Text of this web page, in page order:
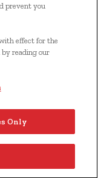
utilisée sous
prevent you
effect for the
reading our
Only